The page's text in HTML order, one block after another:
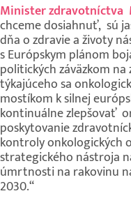
Minister zdravotníctva
chceme dosiahnuť, sú
dňa o zdravie a životy
s Európskym plánom
politických záväzkom
týkajúceho sa
mostíkom k silnej
kontinuálne zlepšovať
poskytovanie
kontroly onkologických
strategického nástroja
úmrtnosti na rakovinu
2030.“